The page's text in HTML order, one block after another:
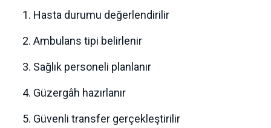
Hasta durumu değerlendirilir
Ambulans tipi belirlenir
Sağlık personeli planlanır
Güzergâh hazırlanır
Güvenli transfer gerçekleştirilir